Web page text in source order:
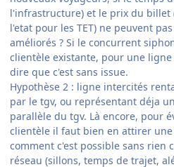
l'infrastructure) et le prix du
l'etat pour les TET) ne peuvent
améliorés ? Si le concurrent
clientèle existante, pour une
dire que c'est sans issue.
Hypothèse 2 : ligne intercités
par le tgv, ou représentant déja
parallèle du tgv. Là encore, pour
clientèle il faut bien en attirer
comment c'est possible sans rien
réseau (sillons, temps de trajet,